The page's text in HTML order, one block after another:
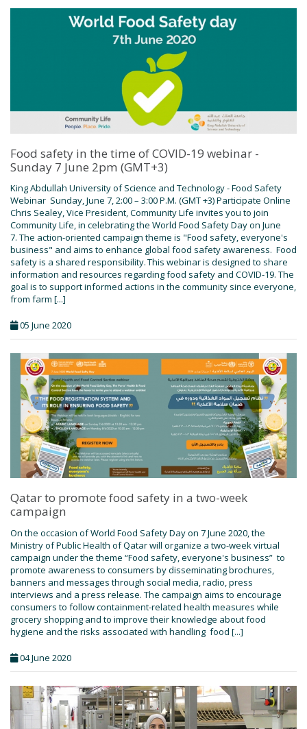
Food safety in the time of COVID-19 webinar -
Sunday 7 June 2pm (GMT+3)
King Abdullah University of Science and Technology - Food Safety
Webinar Sunday, June 7, 2:00 – 3:00 P.M. (GMT +3) Participate Online
Chris Sealey, Vice President, Community Life invites you to join
Community Life, in celebrating the World Food Safety Day on June
7. The action-oriented campaign theme is "Food safety, everyone's
business" and aims to enhance global food safety awareness. Food
safety is a shared responsibility. This webinar is designed to share
information and resources regarding food safety and COVID-19. The
goal is to support informed actions in the community since everyone,
from farm [...]
05 June 2020
Qatar to promote food safety in a two-week
campaign
On the occasion of World Food Safety Day on 7 June 2020, the
Ministry of Public Health of Qatar will organize a two-week virtual
campaign under the theme “Food safety, everyone's business” to
promote awareness to consumers by disseminating brochures,
banners and messages through social media, radio, press
interviews and a press release. The campaign aims to encourage
consumers to follow containment-related health measures while
grocery shopping and to improve their knowledge about food
hygiene and the risks associated with handling food [...]
04 June 2020